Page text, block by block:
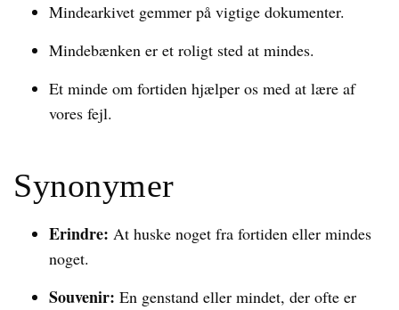
Mindearkivet gemmer på vigtige dokumenter.
Mindebænken er et roligt sted at mindes.
Et minde om fortiden hjælper os med at lære af
vores fejl.
Synonymer
Erindre: At huske noget fra fortiden eller mindes
noget.
Souvenir: En genstand eller mindet, der ofte er